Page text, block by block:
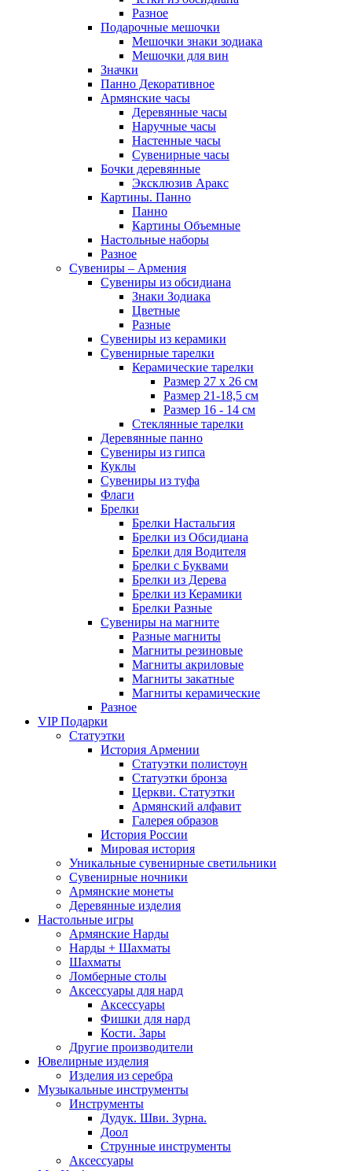
Разное
Подарочные мешочки
Мешочки знаки зодиака
Мешочки для вин
Значки
Панно Декоративное
Армянские часы
Деревянные часы
Наручные часы
Настенные часы
Сувенирные часы
Бочки деревянные
Эксклюзив Аракс
Картины. Панно
Панно
Картины Объемные
Настольные наборы
Разное
Сувениры – Армения
Сувениры из обсидиана
Знаки Зодиака
Цветные
Разные
Сувениры из керамики
Сувенирные тарелки
Керамические тарелки
Размер 27 х 26 см
Размер 21-18,5 см
Размер 16 - 14 см
Стеклянные тарелки
Деревянные панно
Сувениры из гипса
Куклы
Сувениры из туфа
Флаги
Брелки
Брелки Настальгия
Брелки из Обсидиана
Брелки для Водителя
Брелки с Буквами
Брелки из Дерева
Брелки из Керамики
Брелки Разные
Сувениры на магните
Разные магниты
Магниты резиновые
Магниты акриловые
Магниты закатные
Магниты керамические
Разное
VIP Подарки
Статуэтки
История Армении
Статуэтки полистоун
Статуэтки бронза
Церкви. Статуэтки
Армянский алфавит
Галерея образов
История России
Мировая история
Уникальные сувенирные светильники
Сувенирные ночники
Армянские монеты
Деревянные изделия
Настольные игры
Армянские Нарды
Нарды + Шахматы
Шахматы
Ломберные столы
Аксессуары для нард
Аксессуары
Фишки для нард
Кости. Зары
Другие производители
Ювелирные изделия
Изделия из серебра
Музыкальные инструменты
Инструменты
Дудук. Шви. Зурна.
Доол
Струнные инструменты
Аксессуары